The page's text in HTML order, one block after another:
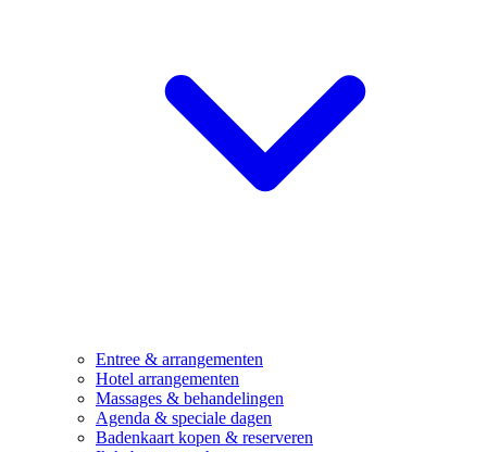
Entree & arrangementen
Hotel arrangementen
Massages & behandelingen
Agenda & speciale dagen
Badenkaart kopen & reserveren